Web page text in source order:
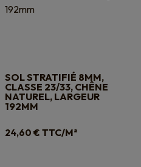
SOL STRATIFIÉ 8MM,
CLASSE 23/33, CHÊNE
NATUREL, LARGEUR
192MM
24,60 € TTC/M²